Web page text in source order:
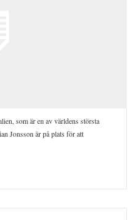
som är en av världens största
Jonsson är på plats för att